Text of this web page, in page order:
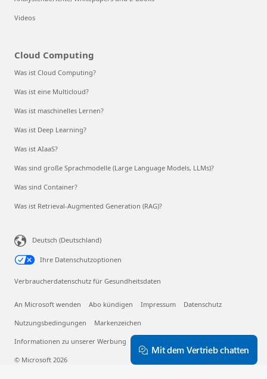
Videos
Cloud Computing
Was ist Cloud Computing?
Was ist eine Multicloud?
Was ist maschinelles Lernen?
Was ist Deep Learning?
Was ist AIaaS?
Was sind große Sprachmodelle (Large Language Models, LLMs)?
Was sind Container?
Was ist Retrieval-Augmented Generation (RAG)?
Deutsch (Deutschland)
Ihre Datenschutzoptionen
Verbraucherdatenschutz für Gesundheitsdaten
An Microsoft wenden Abo kündigen Impressum Datenschutz
Nutzungsbedingungen Markenzeichen
Informationen zu unserer Werbung
© Microsoft 2026
Mit dem Vertrieb chatten